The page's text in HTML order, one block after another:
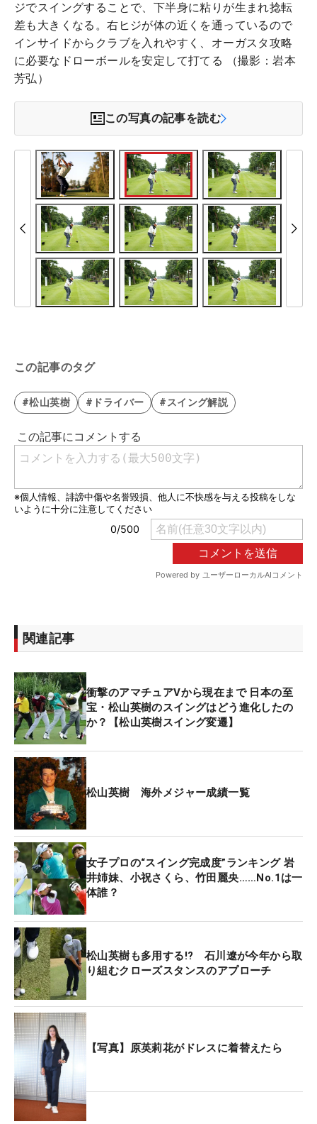
ジでスイングすることで、下半身に粘りが生まれ捻転
差も大きくなる。右ヒジが体の近くを通っているので
インサイドからクラブを入れやすく、オーガスタ攻略
に必要なドローボールを安定して打てる （撮影：岩本
芳弘）
この写真の記事を読む
この記事のタグ
#松山英樹 #ドライバー #スイング解説
関連記事
衝撃のアマチュアVから現在まで 日本の至
宝・松山英樹のスイングはどう進化したの
か？【松山英樹スイング変遷】
松山英樹 海外メジャー成績一覧
女子プロの“スイング完成度”ランキング 岩
井姉妹、小祝さくら、竹田麗央……No.1は一
体誰？
松山英樹も多用する!? 石川遼が今年から取
り組むクローズスタンスのアプローチ
【写真】原英莉花がドレスに着替えたら